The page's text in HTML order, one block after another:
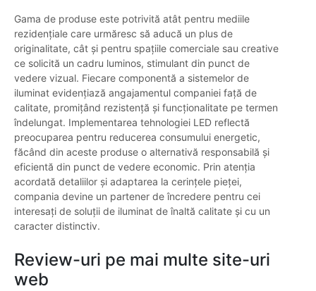
Gama de produse este potrivită atât pentru mediile
rezidențiale care urmăresc să aducă un plus de
originalitate, cât și pentru spațiile comerciale sau creative
ce solicită un cadru luminos, stimulant din punct de
vedere vizual. Fiecare componentă a sistemelor de
iluminat evidențiază angajamentul companiei față de
calitate, promițând rezistență și funcționalitate pe termen
îndelungat. Implementarea tehnologiei LED reflectă
preocuparea pentru reducerea consumului energetic,
făcând din aceste produse o alternativă responsabilă și
eficientă din punct de vedere economic. Prin atenția
acordată detaliilor și adaptarea la cerințele pieței,
compania devine un partener de încredere pentru cei
interesați de soluții de iluminat de înaltă calitate și cu un
caracter distinctiv.
Review-uri pe mai multe site-uri
web